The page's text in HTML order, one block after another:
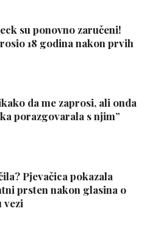
su ponovno zaručeni!
18 godina nakon prvih
da me zaprosi, ali onda
porazgovarala s njim”
Pjevačica pokazala
prsten nakon glasina o
vezi